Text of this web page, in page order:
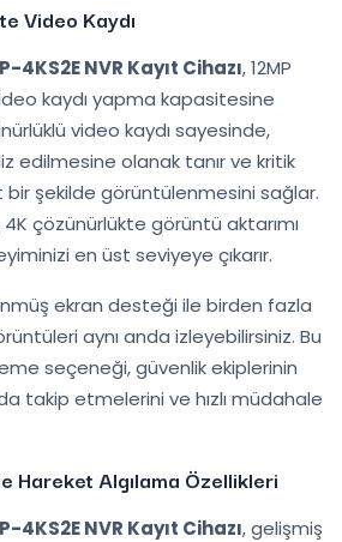
Video Kaydı
4KS2E NVR Kayıt Cihazı, 12MP
kaydı yapma kapasitesine
video kaydı sayesinde,
edilmesine olanak tanır ve kritik
bir şekilde görüntülenmesini sağlar.
4K çözünürlükte görüntü aktarımı
en üst seviyeye çıkarır.
ekran desteği ile birden fazla
aynı anda izleyebilirsiniz. Bu
seçeneği, güvenlik ekiplerinin
takip etmelerini ve hızlı müdahale
Hareket Algılama Özellikleri
4KS2E NVR Kayıt Cihazı, gelişmiş